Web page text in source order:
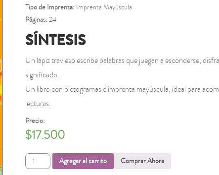
Tipo de Imprenta: Imprenta Mayúscula
Páginas: 24
SÍNTESIS
Un lápiz travieso escribe palabras que juegan a esconderse,
significado.
Un libro con pictogramas e imprenta mayúscula, ideal para
lecturas.
Precio:
$17.500
Había
una
Agregar al carrito Comprar Ahora